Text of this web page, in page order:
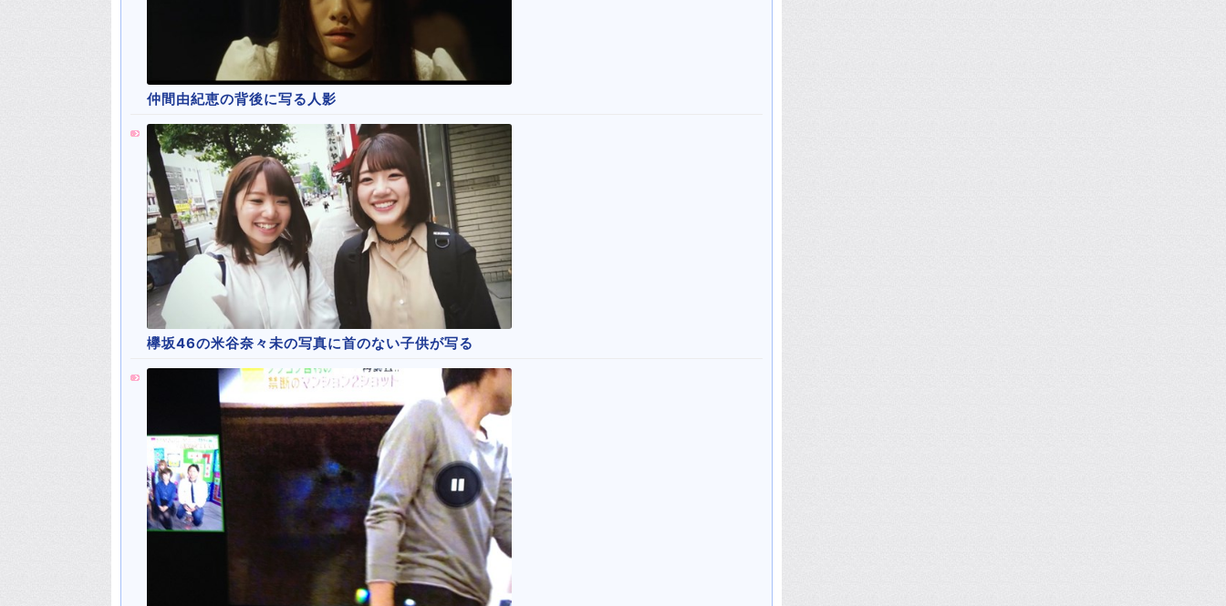
仲間由紀恵の背後に写る人影
欅坂46の米谷奈々未の写真に首のない子供が写る